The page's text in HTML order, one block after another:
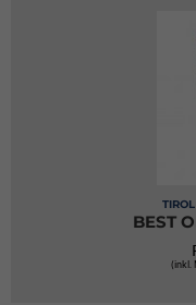
BEST
(inkl.